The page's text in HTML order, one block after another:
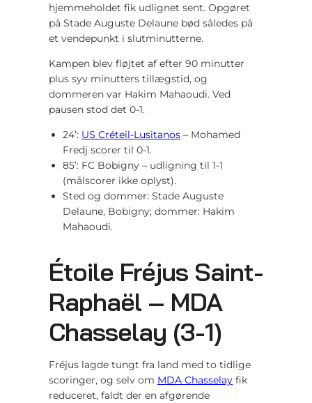
hjemmeholdet fik udlignet sent. Opgøret
på Stade Auguste Delaune bød således på
et vendepunkt i slutminutterne.
Kampen blev fløjtet af efter 90 minutter
plus syv minutters tillægstid, og
dommeren var Hakim Mahaoudi. Ved
pausen stod det 0-1.
24’: US Créteil-Lusitanos – Mohamed
Fredj scorer til 0-1.
85’: FC Bobigny – udligning til 1-1
(målscorer ikke oplyst).
Sted og dommer: Stade Auguste
Delaune, Bobigny; dommer: Hakim
Mahaoudi.
Étoile Fréjus Saint-
Raphaël – MDA
Chasselay (3-1)
Fréjus lagde tungt fra land med to tidlige
scoringer, og selv om MDA Chasselay fik
reduceret, faldt der en afgørende